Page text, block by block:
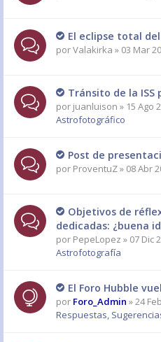
El eclipse total
porValakirka » 03 Mar
Tránsito de la ISS
por juanluison » 15 Ago
Astrofotográfico
Post de
por ProventuZ» 08 Abr
Objetivos de
dedicadas: ¿buena
por PepeLopez » 07 Dic
Astrofotografía
El Foro Hubble
por Foro_Admin » 24
Respuestas,